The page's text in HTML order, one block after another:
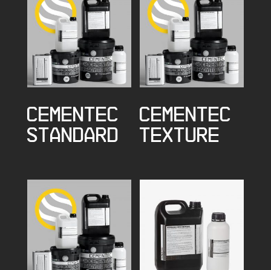
CEMENTEC
STANDARD
CEMENTEC
TEXTURE